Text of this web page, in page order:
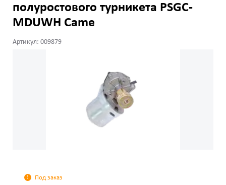
полуростового турникета PSGC-
MDUWH Came
Артикул: 009879
Под заказ